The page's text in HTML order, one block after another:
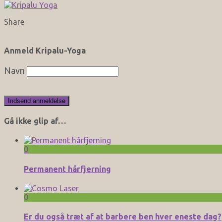
Share
Anmeld Kripalu-Yoga
Navn
Gå ikke glip af…
0
Permanent hårfjerning
0
Er du også træt af at barbere ben hver eneste dag?